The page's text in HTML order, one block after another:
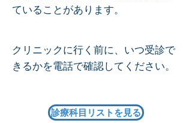
ていることがあります。
クリニックに行く前に、いつ受診で
きるかを電話で確認してください。
診療科目リストを見る